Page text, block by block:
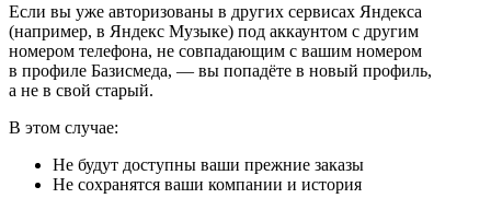
Если вы уже авторизованы в других сервисах Яндекса
(например, в Яндекс Музыке) под аккаунтом с другим
номером телефона, не совпадающим с вашим номером
в профиле Базисмеда, — вы попадёте в новый профиль,
а не в свой старый.
В этом случае:
Не будут доступны ваши прежние заказы
Не сохранятся ваши компании и история